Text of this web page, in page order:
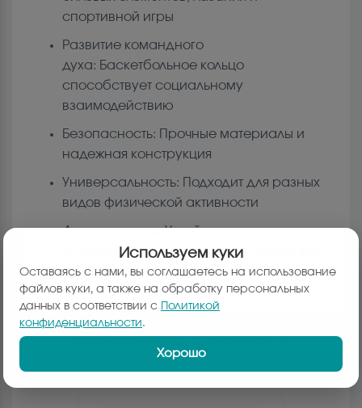
спортивной игры
Развитие командного
духа: Баскетбольное кольцо
способствует социальному
взаимодействию
Безопасность: Прочные материалы и
надежная конструкция
Универсальность: Подходит для разных
видов физической активности
Долговечность: Устойчивость к
интенсивной эксплуатации и погодным
условиям
ПОХОЖИЕ ТОВАРЫ:
Используем куки
Оставаясь с нами, вы соглашаетесь на использование
файлов куки, а также на обработку персональных
данных в соответствии с
Политикой
конфиденциальности.
Хорошо